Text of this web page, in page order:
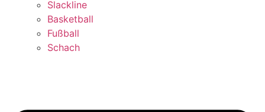
Slackline
Basketball
Fußball
Schach